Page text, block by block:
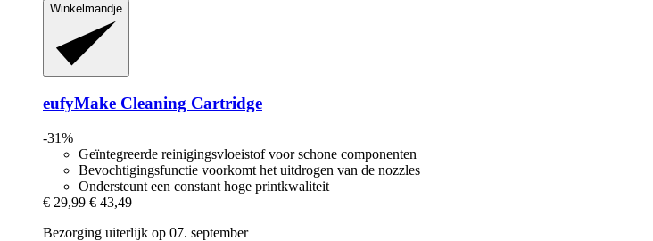
Winkelmandje
eufyMake Cleaning Cartridge
-31%
Geïntegreerde reinigingsvloeistof voor schone componenten
Bevochtigingsfunctie voorkomt het uitdrogen van de nozzles
Ondersteunt een constant hoge printkwaliteit
€ 29,99 € 43,49
Bezorging uiterlijk op 07. september